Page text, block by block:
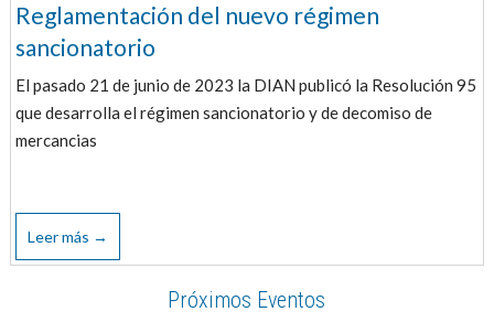
Reglamentación del nuevo régimen
sancionatorio
El pasado 21 de junio de 2023 la DIAN publicó la Resolución 95
que desarrolla el régimen sancionatorio y de decomiso de
mercancias
Leer más →
Próximos Eventos